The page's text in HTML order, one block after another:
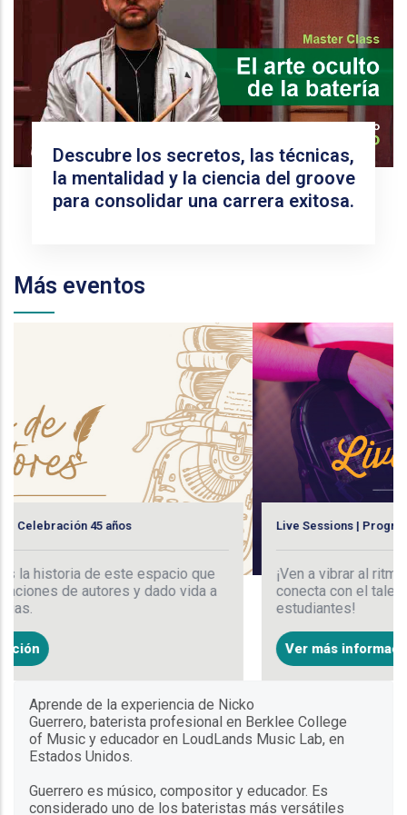
Descubre los secretos, las técnicas,
la mentalidad y la ciencia del groove
para consolidar una carrera exitosa.
Más eventos
espacio que
y dado vida a
Live Sessions | Programa de Estudios
¡Ven a vibrar al ritmo de la música
conecta con el talento puro de nuestros
Ver más información
Aprende de la experiencia de Nicko
Guerrero, baterista profesional en Berklee College
of Music y educador en LoudLands Music Lab, en
Estados Unidos.
Guerrero es músico, compositor y educador. Es
considerado uno de los bateristas más versátiles